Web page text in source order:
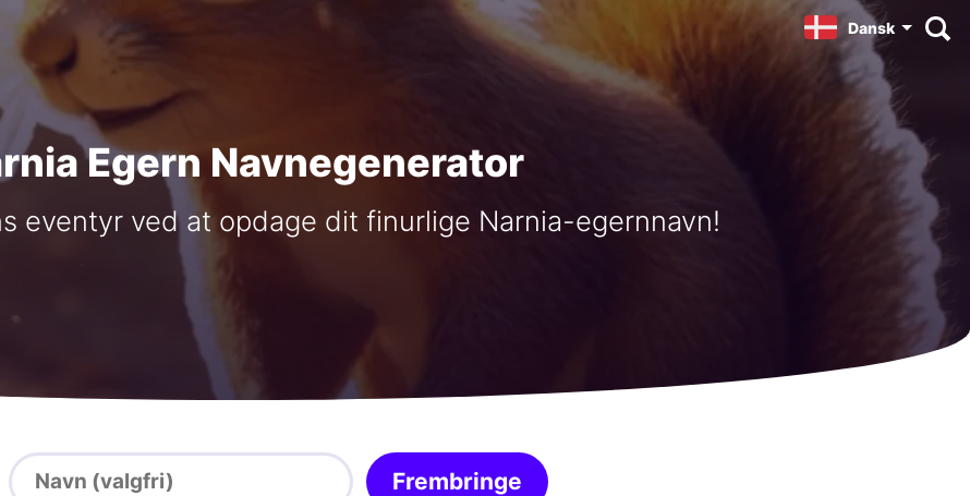
Dansk
Egern Navnegenerator
eventyr ved at opdage dit finurlige Narnia-egernnavn!
Frembringe